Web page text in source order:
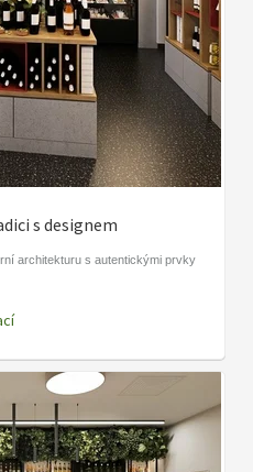
s designem
architekturu s autentickými prvky